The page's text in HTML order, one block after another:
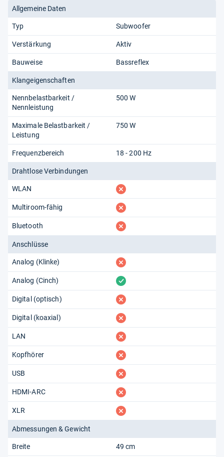
Allgemeine Daten
Typ Subwoofer
Verstärkung Aktiv
Bauweise Bassreflex
Klangeigenschaften
Nennbelastbarkeit /
Nennleistung
500 W
Maximale Belastbarkeit /
Leistung
750 W
Frequenzbereich 18 - 200 Hz
Drahtlose Verbindungen
WLAN fehlt
Multiroom-fähig fehlt
Bluetooth fehlt
Anschlüsse
Analog (Klinke) fehlt
Analog (Cinch) vorhanden
Digital (optisch) fehlt
Digital (koaxial) fehlt
LAN fehlt
Kopfhörer fehlt
USB fehlt
HDMI-ARC fehlt
XLR fehlt
Abmessungen & Gewicht
Breite 49 cm